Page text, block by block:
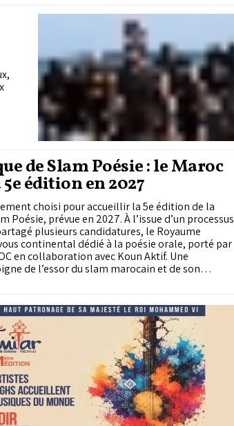
de Slam Poésie : le Maroc
édition en 2027
choisi pour accueillir la 5e édition de la
Poésie, prévue en 2027. À l’issue d’un processus
plusieurs candidatures, le Royaume
continental dédié à la poésie orale, porté par
en collaboration avec Koun Aktif. Une
de l’essor du slam marocain et de son